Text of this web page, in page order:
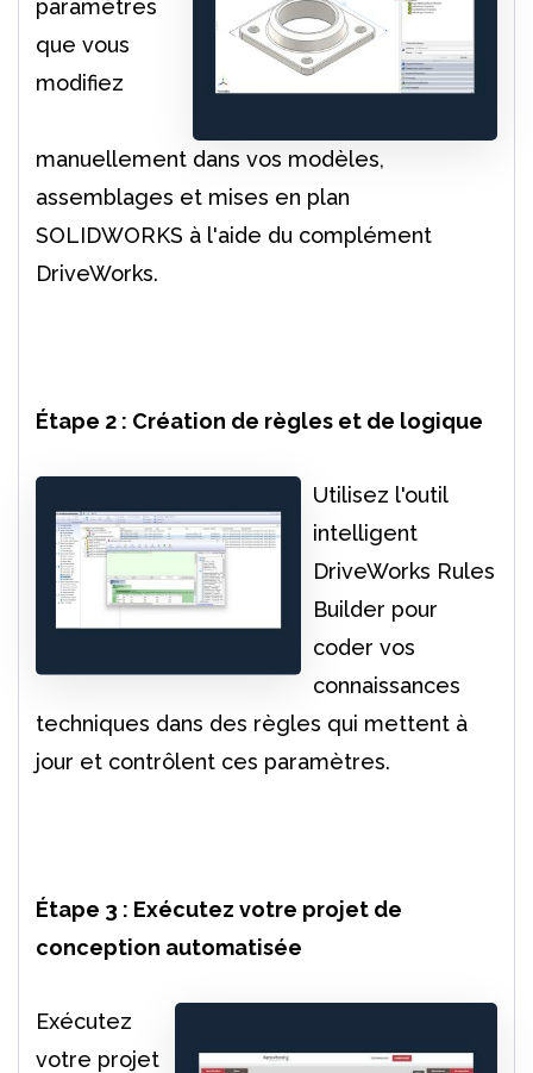
paramètres
que vous
modifiez
manuellement dans vos modèles,
assemblages et mises en plan
SOLIDWORKS à l'aide du complément
DriveWorks.
Étape 2 : Création de règles et de logique
Utilisez l'outil
intelligent
DriveWorks Rules
Builder pour
coder vos
connaissances
techniques dans des règles qui mettent à
jour et contrôlent ces paramètres.
Étape 3 : Exécutez votre projet de
conception automatisée
Exécutez
votre projet